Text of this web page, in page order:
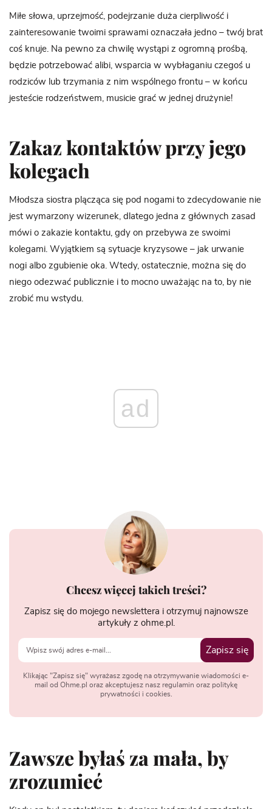
Miłe słowa, uprzejmość, podejrzanie duża cierpliwość i
zainteresowanie twoimi sprawami oznaczała jedno – twój brat
coś knuje. Na pewno za chwilę wystąpi z ogromną prośbą,
będzie potrzebować alibi, wsparcia w wybłaganiu czegoś u
rodziców lub trzymania z nim wspólnego frontu – w końcu
jesteście rodzeństwem, musicie grać w jednej drużynie!
Zakaz kontaktów przy jego
kolegach
Młodsza siostra plącząca się pod nogami to zdecydowanie nie
jest wymarzony wizerunek, dlatego jedna z głównych zasad
mówi o zakazie kontaktu, gdy on przebywa ze swoimi
kolegami. Wyjątkiem są sytuacje kryzysowe – jak urwanie
nogi albo zgubienie oka. Wtedy, ostatecznie, można się do
niego odezwać publicznie i to mocno uważając na to, by nie
zrobić mu wstydu.
ad
Chcesz więcej takich treści?
Zapisz się do mojego newslettera i otrzymuj najnowsze
artykuły z ohme.pl.
Zapisz się
Klikając "Zapisz się" wyrażasz zgodę na otrzymywanie wiadomości e-
mail od Ohme.pl oraz akceptujesz nasz regulamin oraz politykę
prywatności i cookies.
Zawsze byłaś za mała, by
zrozumieć